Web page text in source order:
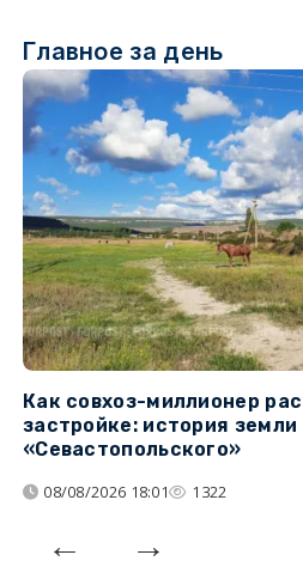
Главное за день
Как совхоз-миллионер
застройке: история земли
«Севастопольского»
08/08/2026 18:01 1322